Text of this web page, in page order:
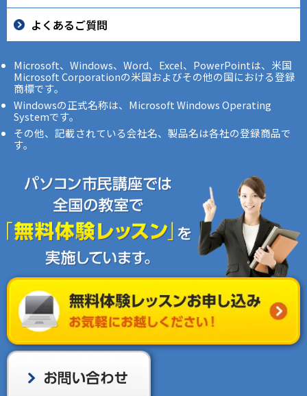
よくあるご質問
Microsoft、Windows、Word、Excel、PowerPointは、米国
Microsoft Corporationの米国およびその他の国における登録
商標です。
Windowsの正式名称は、Microsoft Windows Operating
Systemです。
その他、記載されている会社名、製品名は各社の登録商品で
す。